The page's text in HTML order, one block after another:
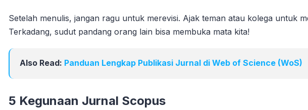
Setelah menulis, jangan ragu untuk merevisi. Ajak teman atau kolega untuk
Terkadang, sudut pandang orang lain bisa membuka mata kita!
Also Read: Panduan Lengkap Publikasi Jurnal di Web of Science (WoS)
5 Kegunaan Jurnal Scopus